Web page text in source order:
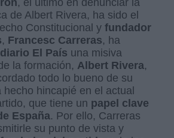
, el último en denunciar la
de Albert Rivera, ha sido el
Constitucional yfundador
, Francesc Carreras, ha
diario El País una misiva
la formación, Albert Rivera,
todo lo bueno de su
hincapié en el actual
que tiene un papel clave
España. Por ello, Carreras
su punto de vista y